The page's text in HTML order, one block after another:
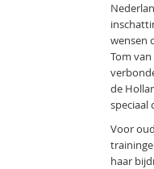
wensen
Tom van
de
speciaal
Voor
haar